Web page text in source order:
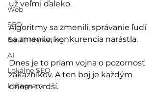
Web
SEO
Email Marketing
AI
Lokálne SEO
Instagram
už veľmi ďaleko.
Algoritmy sa zmenili, správanie ľudí
sa zmenilo, konkurencia narástla.
Dnes je to priam vojna o pozornosť
zákazníkov. A ten boj je každým
dňom tvrdší.